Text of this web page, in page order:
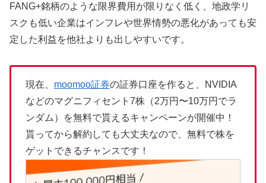
FANG+銘柄のような限界費用が限りなく低く、地政学リ
スクも低い企業はインフレや世界情勢の悪化があっても安
定した利益を他社よりも出しやすいです。
現在、 moomoo証券の証券口座を作ると、NVIDIA
などのマグニフィセント7株（2万円〜10万円でラ
ンダム）を無料で貰えるキャンペーンが開催中！
貰ってから解約しても大丈夫なので、無料で株を
ゲットできるチャンスです！